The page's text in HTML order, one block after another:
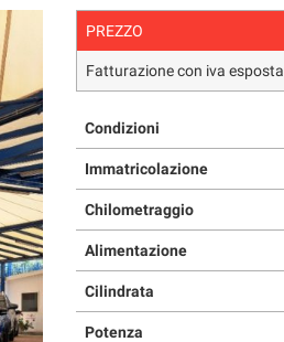
PREZZO
Fatturazione con iva esposta
Condizioni
Immatricolazione
Chilometraggio
Alimentazione
Cilindrata
Potenza